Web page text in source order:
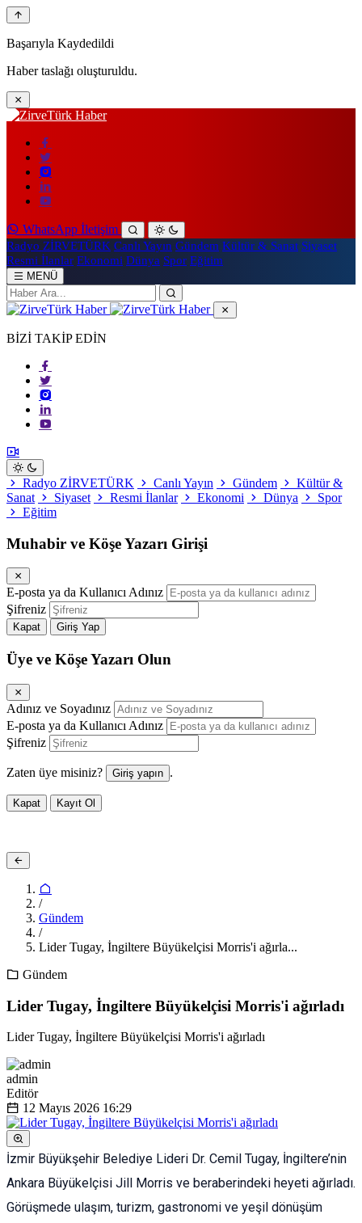
Başarıyla Kaydedildi
Haber taslağı oluşturuldu.
WhatsApp İletişim
Radyo ZİRVETÜRK Canlı Yayın Gündem Kültür & Sanat Siyaset
Resmi İlanlar Ekonomi Dünya Spor Eğitim
MENÜ
BİZİ TAKİP EDİN
Radyo ZİRVETÜRK Canlı Yayın Gündem
Kültür &
Sanat
Siyaset Resmi İlanlar Ekonomi Dünya
Spor
Eğitim
Muhabir ve Köşe Yazarı Girişi
E-posta ya da Kullanıcı Adınız
Şifreniz
Kapat Giriş Yap
Üye ve Köşe Yazarı Olun
Adınız ve Soyadınız
E-posta ya da Kullanıcı Adınız
Şifreniz
Zaten üye misiniz? Giriş yapın .
Kapat Kayıt Ol
/
Gündem
/
Lider Tugay, İngiltere Büyükelçisi Morris'i ağırla...
Gündem
Lider Tugay, İngiltere Büyükelçisi Morris'i ağırladı
Lider Tugay, İngiltere Büyükelçisi Morris'i ağırladı
admin
Editör
12 Mayıs 2026 16:29
İzmir Büyükşehir Belediye Lideri Dr. Cemil Tugay, İngiltere’nin
Ankara Büyükelçisi Jill Morris ve beraberindeki heyeti ağırladı.
Görüşmede ulaşım, turizm, gastronomi ve yeşil dönüşüm